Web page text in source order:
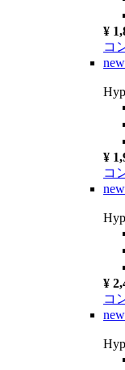
¥
コ
new
¥
コ
new
¥
コ
new